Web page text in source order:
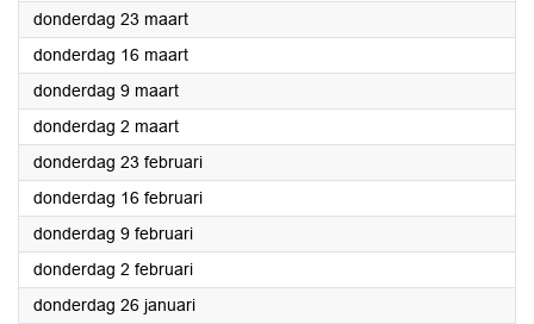
donderdag 23 maart2023
donderdag 16 maart2023
donderdag 9 maart2023
donderdag 2 maart2023
donderdag 23 februari2023
donderdag 16 februari2023
donderdag 9 februari2023
donderdag 2 februari2023
donderdag 26 januari2023